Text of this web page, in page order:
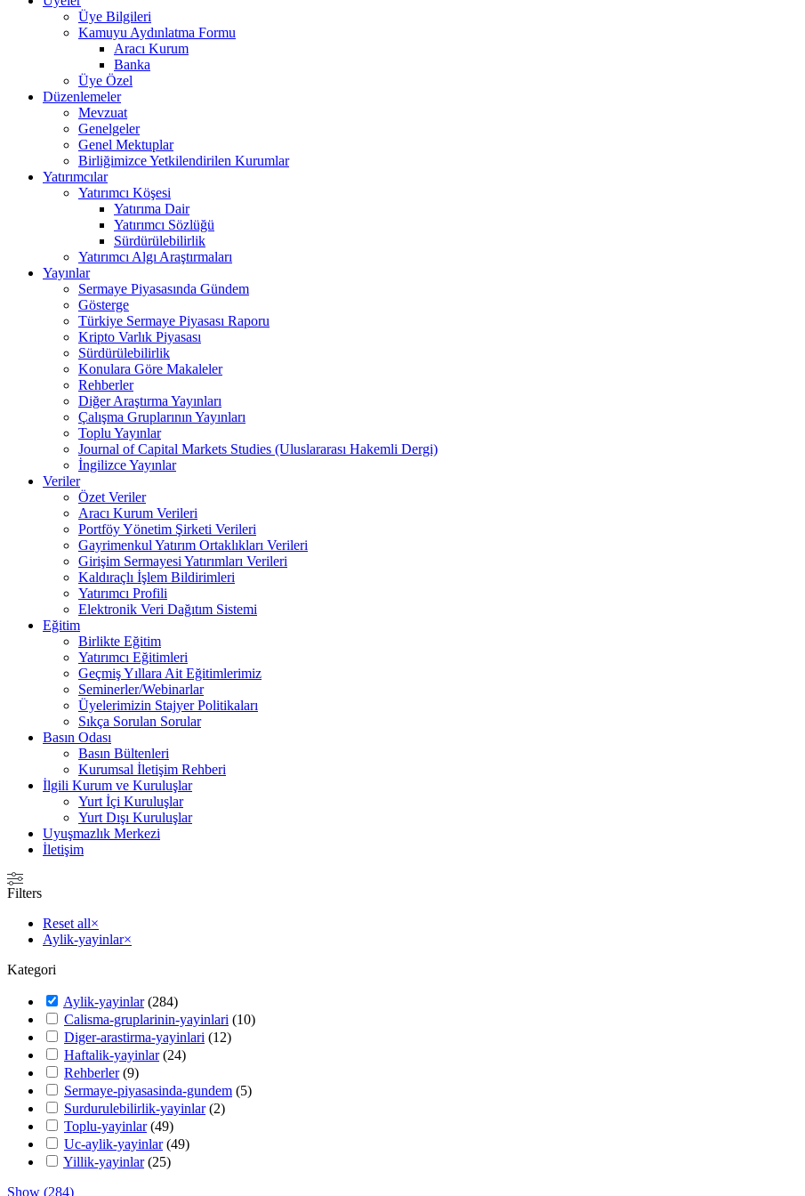
Üye Bilgileri
Kamuyu Aydınlatma Formu
Aracı Kurum
Banka
Üye Özel
Düzenlemeler
Mevzuat
Genelgeler
Genel Mektuplar
Birliğimizce Yetkilendirilen Kurumlar
Yatırımcılar
Yatırımcı Köşesi
Yatırıma Dair
Yatırımcı Sözlüğü
Sürdürülebilirlik
Yatırımcı Algı Araştırmaları
Yayınlar
Sermaye Piyasasında Gündem
Gösterge
Türkiye Sermaye Piyasası Raporu
Kripto Varlık Piyasası
Sürdürülebilirlik
Konulara Göre Makaleler
Rehberler
Diğer Araştırma Yayınları
Çalışma Gruplarının Yayınları
Toplu Yayınlar
Journal of Capital Markets Studies (Uluslararası Hakemli Dergi)
İngilizce Yayınlar
Veriler
Özet Veriler
Aracı Kurum Verileri
Portföy Yönetim Şirketi Verileri
Gayrimenkul Yatırım Ortaklıkları Verileri
Girişim Sermayesi Yatırımları Verileri
Kaldıraçlı İşlem Bildirimleri
Yatırımcı Profili
Elektronik Veri Dağıtım Sistemi
Eğitim
Birlikte Eğitim
Yatırımcı Eğitimleri
Geçmiş Yıllara Ait Eğitimlerimiz
Seminerler/Webinarlar
Üyelerimizin Stajyer Politikaları
Sıkça Sorulan Sorular
Basın Odası
Basın Bültenleri
Kurumsal İletişim Rehberi
İlgili Kurum ve Kuruluşlar
Yurt İçi Kuruluşlar
Yurt Dışı Kuruluşlar
Uyuşmazlık Merkezi
İletişim
Filters
Reset all×
Aylik-yayinlar×
Kategori
Aylik-yayinlar (284)
Calisma-gruplarinin-yayinlari (10)
Diger-arastirma-yayinlari (12)
Haftalik-yayinlar (24)
Rehberler (9)
Sermaye-piyasasinda-gundem (5)
Surdurulebilirlik-yayinlar (2)
Toplu-yayinlar (49)
Uc-aylik-yayinlar (49)
Yillik-yayinlar (25)
Show (284)